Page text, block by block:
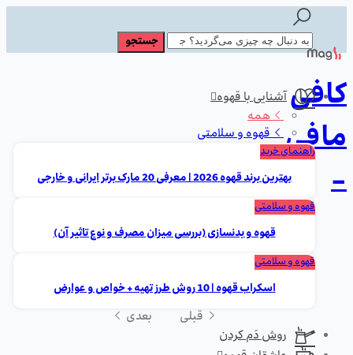
کافی
مافی
-
آشنایی با قهوه
همه
قهوه و سلامتی
راهنمای خرید
بهترین برند قهوه 2026 | معرفی 20 مارک برتر ایرانی و خارجی
قهوه و سلامتی
قهوه و بدنسازی (بررسی میزان مصرف و نوع تاثیر آن)
قهوه و سلامتی
اسکراب قهوه | 10 روش طرز تهیه + خواص و عوارض
قبلی
بعدی
روش دَم کردن